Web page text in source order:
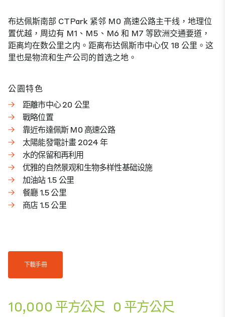
布达佩斯南部 CTPark 紧邻 M0 高速公路主干线，地理位
置优越，周边有 M1、M5、M6 和 M7 等欧洲交通要道，
距离均在数公里之内。距离布达佩斯市中心仅 18 公里。这
里也是物流和生产公司的首选之地。
公園特色
距離市中心 20 公里
戰略位置
靠近布達佩斯 M0 高速公路
太陽能發電計畫 2024 年
水的保留和再利用
优雅的自然景观和生物多样性基础设施
加油站 1.5 公里
餐廳 1.5 公里
商店 1.5 公里
下載手冊
10,000 平方公尺 0 平方公尺